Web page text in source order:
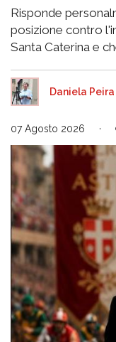
Risponde
posizione contro
Santa Caterina e
Daniela Peira
07 Agosto 2026